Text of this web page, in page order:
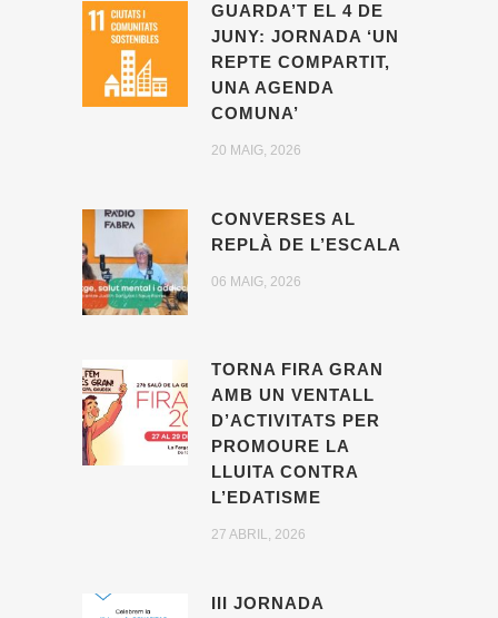
GUARDA’T EL 4 DE
JUNY: JORNADA ‘UN
REPTE COMPARTIT,
UNA AGENDA
COMUNA’
20 MAIG, 2026
CONVERSES AL
REPLÀ DE L’ESCALA
06 MAIG, 2026
TORNA FIRA GRAN
AMB UN VENTALL
D’ACTIVITATS PER
PROMOURE LA
LLUITA CONTRA
L’EDATISME
27 ABRIL, 2026
III JORNADA